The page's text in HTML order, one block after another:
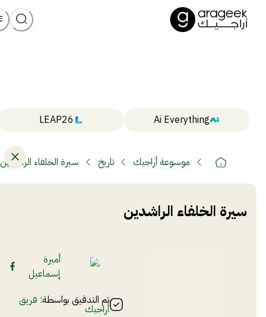
Ai Everything
LEAP26
موسوعة أراجيك تاريخ سيرة الخلفاء الراشدين
سيرة الخلفاء الراشدين
أميرة
إسماعيل
تم التدقيق بواسطة: فريق
أراجيك